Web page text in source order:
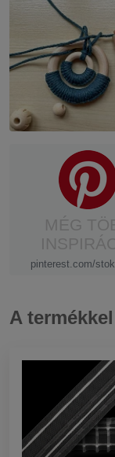
pinterest.com/
A